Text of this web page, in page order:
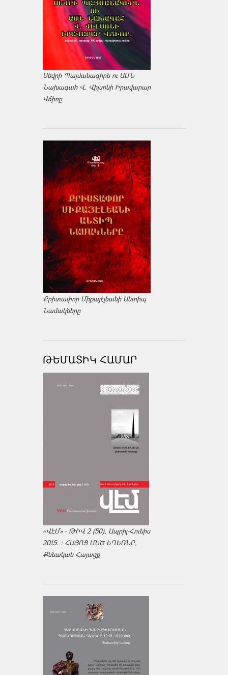
Սեվրի Պայմանագիրն ու ԱՄՆ
Նախագահ Վ. Վիլսոնի Իրավարար
Վճիռը
Քրիտափոր Միքայէլեանի Անտիպ
Նամակները
ԹԵՄԱՏԻԿ ՀԱՄԱՐ
«ՎԷՄ» - ԹԻՎ 2 (50), Ապրիլ-Հունիս
2015. : ՀԱՅՈՑ ՄԵԾ ԵՂԵՌՆԸ,
Քննական Հայացք